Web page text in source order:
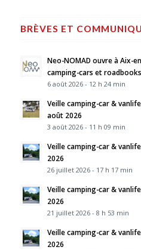
BRÈVES ET
Neo-NOMAD ouvre à Aix-
camping-cars et
6 août 2026 - 12 h 24 min
Veille camping-car &
août 2026
3 août 2026 - 11 h 09 min
Veille camping-car &
2026
26 juillet 2026 - 17 h 17 min
Veille camping-car &
2026
21 juillet 2026 - 8 h 53 min
Veille camping-car &
2026